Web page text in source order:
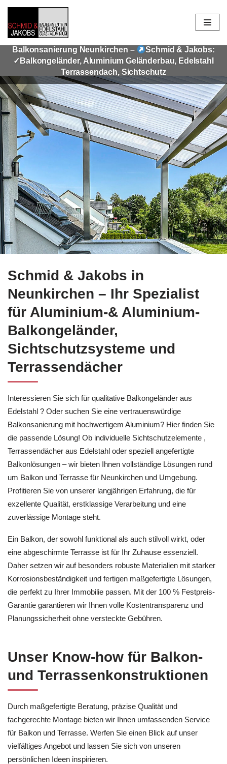
Zum
Inhalt
springen
Balkonsanierung Neunkirchen –
Schmid & Jakobs:
✓Balkongeländer, Aluminium Geländerbau, Edelstahl
Terrassendach, Sichtschutz
Schmid & Jakobs in
Neunkirchen – Ihr Spezialist
für Aluminium-& Aluminium-
Balkongeländer,
Sichtschutzsysteme und
Terrassendächer
Interessieren Sie sich für qualitative Balkongeländer aus
Edelstahl ? Oder suchen Sie eine vertrauenswürdige
Balkonsanierung mit hochwertigem Aluminium? Hier finden Sie
die passende Lösung! Ob individuelle Sichtschutzelemente ,
Terrassendächer aus Edelstahl oder speziell angefertigte
Balkonlösungen – wir bieten Ihnen vollständige Lösungen rund
um Balkon und Terrasse für Neunkirchen und Umgebung.
Profitieren Sie von unserer langjährigen Erfahrung, die für
exzellente Qualität, erstklassige Verarbeitung und eine
zuverlässige Montage steht.
Ein Balkon, der sowohl funktional als auch stilvoll wirkt, oder
eine abgeschirmte Terrasse ist für Ihr Zuhause essenziell.
Daher setzen wir auf besonders robuste Materialien mit starker
Korrosionsbeständigkeit und fertigen maßgefertigte Lösungen,
die perfekt zu Ihrer Immobilie passen. Mit der 100 % Festpreis-
Garantie garantieren wir Ihnen volle Kostentransparenz und
Planungssicherheit ohne versteckte Gebühren.
Unser Know-how für Balkon-
und Terrassenkonstruktionen
Durch maßgefertigte Beratung, präzise Qualität und
fachgerechte Montage bieten wir Ihnen umfassenden Service
für Balkon und Terrasse. Werfen Sie einen Blick auf unser
vielfältiges Angebot und lassen Sie sich von unseren
persönlichen Ideen inspirieren.